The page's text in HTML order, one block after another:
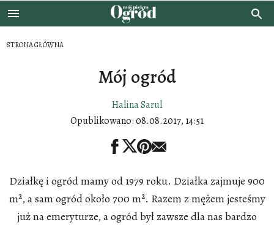
STRONA GŁÓWNA
Mój ogród
Halina Sarul
Opublikowano:08.08.2017, 14:51
Działkę i ogród mamy od 1979 roku. Działka zajmuje 900
m², a sam ogród około 700 m². Razem z mężem jesteśmy
już na emeryturze, a ogród był zawsze dla nas bardzo